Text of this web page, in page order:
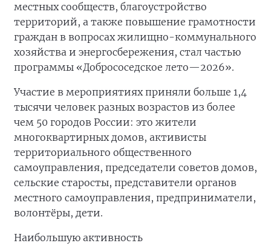
местных сообществ, благоустройство
территорий, а также повышение грамотности
граждан в вопросах жилищно-коммунального
хозяйства и энергосбережения, стал частью
программы «Добрососедское лето—2026».
Участие в мероприятиях приняли больше 1,4
тысячи человек разных возрастов из более
чем 50 городов России: это жители
многоквартирных домов, активисты
территориального общественного
самоуправления, председатели советов домов,
сельские старосты, представители органов
местного самоуправления, предприниматели,
волонтёры, дети.
Наибольшую активность